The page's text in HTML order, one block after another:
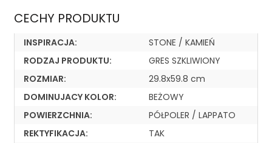
CECHY PRODUKTU
INSPIRACJA:
STONE / KAMIEŃ
RODZAJ PRODUKTU:
GRES SZKLIWIONY
ROZMIAR:
29.8x59.8 cm
DOMINUJACY KOLOR:
BEŻOWY
POWIERZCHNIA:
PÓŁPOLER / LAPPATO
REKTYFIKACJA:
TAK